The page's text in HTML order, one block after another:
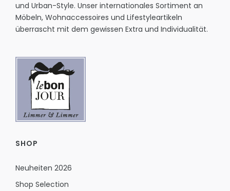
und Urban-Style. Unser internationales Sortiment an
Möbeln, Wohnaccessoires und Lifestyleartikeln
überrascht mit dem gewissen Extra und Individualität.
SHOP
Neuheiten 2026
Shop Selection